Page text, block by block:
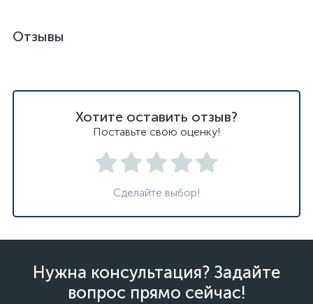
Отзывы
Хотите оставить отзыв?
Поставьте свою оценку!
Сделайте выбор!
Нужна консультация? Задайте
вопрос прямо сейчас!